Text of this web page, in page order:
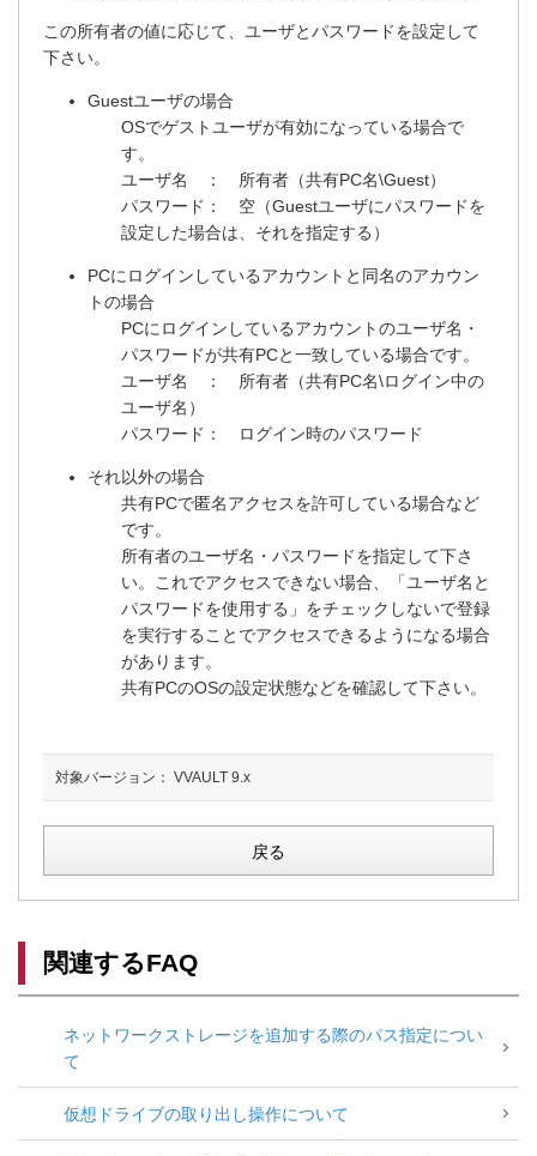
この所有者の値に応じて、ユーザとパスワードを設定して
下さい。
Guestユーザの場合
OSでゲストユーザが有効になっている場合で
す。
ユーザ名 ： 所有者（共有PC名\Guest）
パスワード： 空（Guestユーザにパスワードを
設定した場合は、それを指定する）
PCにログインしているアカウントと同名のアカウン
トの場合
PCにログインしているアカウントのユーザ名・
パスワードが共有PCと一致している場合です。
ユーザ名 ： 所有者（共有PC名\ログイン中の
ユーザ名）
パスワード： ログイン時のパスワード
それ以外の場合
共有PCで匿名アクセスを許可している場合など
です。
所有者のユーザ名・パスワードを指定して下さ
い。これでアクセスできない場合、「ユーザ名と
パスワードを使用する」をチェックしないで登録
を実行することでアクセスできるようになる場合
があります。
共有PCのOSの設定状態などを確認して下さい。
対象バージョン： VVAULT 9.x
戻る
関連するFAQ
ネットワークストレージを追加する際のパス指定につい
て
仮想ドライブの取り出し操作について